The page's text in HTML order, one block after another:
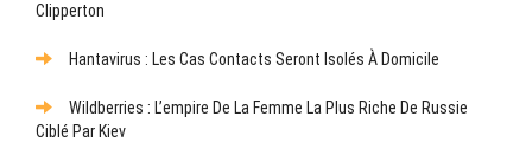
Clipperton
Hantavirus : Les Cas Contacts Seront Isolés À Domicile
Wildberries : L’empire De La Femme La Plus Riche De Russie
Ciblé Par Kiev